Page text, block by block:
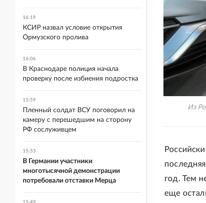
Из
год. Тем
еще
16:19
КСИР назвал условие открытия
Ормузского пролива
16:06
В Краснодаре полиция начала
проверку после избиения подростка
15:59
Пленный солдат ВСУ поговорил на
камеру с перешедшим на сторону
РФ сослуживцем
15:53
В Германии участники
многотысячной демонстрации
потребовали отставки Мерца
15:49